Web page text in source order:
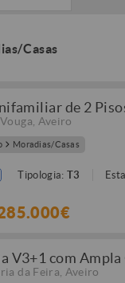
Casas
de 2
Aveiro
Moradias/Casas
Tipologia: T3
V3+1 com Ampla
da Feira Aveiro